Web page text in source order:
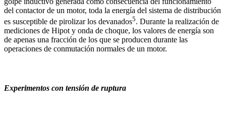
del contactor de un motor, toda la energía del sistema de distribución
es susceptible de pirolizar los devanados5. Durante la realización de
mediciones de Hipot y onda de choque, los valores de energía son
de apenas una fracción de los que se producen durante las
operaciones de conmutación normales de un motor.
Experimentos con tensión de ruptura